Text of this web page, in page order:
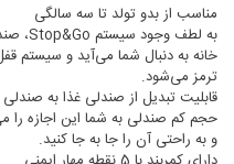
مناسب از بدو تولد تا سه سالگی
خانه به دنبال شما می‌آید و سیستم
ترمز می‌شود.
قابلیت تبدیل از صندلی غذا به
حجم کم صندلی به شما این اجازه را
و به راحتی آن را جا به جا کنید.